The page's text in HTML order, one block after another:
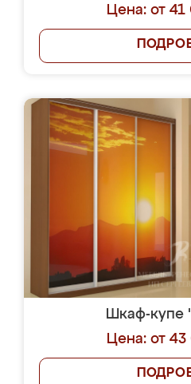
Цена: от
Шкаф-купе
Цена: от